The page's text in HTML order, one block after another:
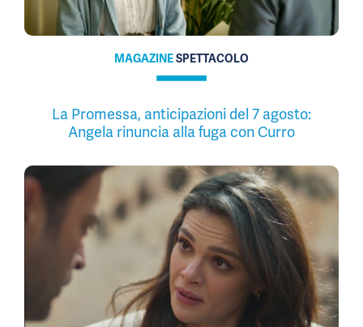
MAGAZINESPETTACOLO
La Promessa, anticipazioni del 7 agosto:
Angela rinuncia alla fuga con Curro